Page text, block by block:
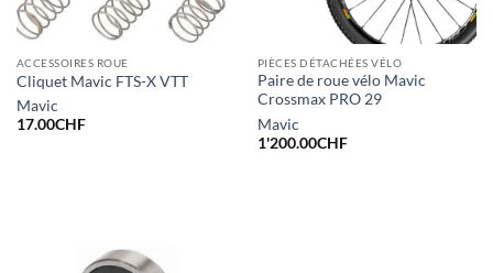
ACCESSOIRES ROUE
Cliquet Mavic FTS-X VTT
Mavic
17.00CHF
PIÈCES DÉTACHÉES VÉLO
Paire de roue vélo Mavic
Crossmax PRO 29
Mavic
1'200.00CHF